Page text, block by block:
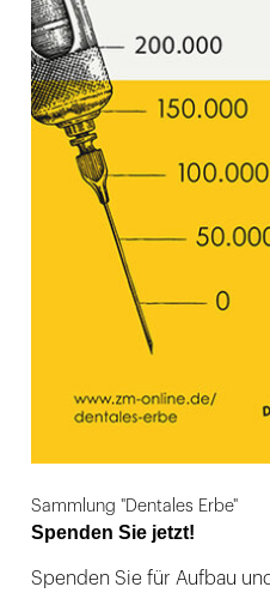
Sammlung "Dentales Erbe"
Spenden Sie jetzt!
Spenden Sie für Aufbau